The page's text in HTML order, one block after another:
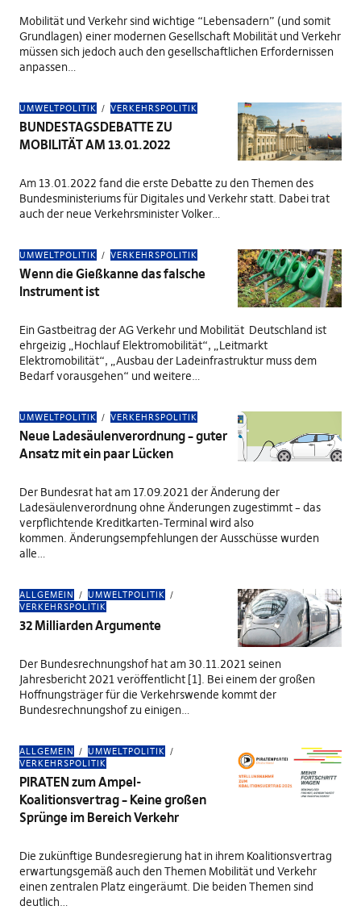
Mobilität und Verkehr sind wichtige “Lebensadern” (und somit
Grundlagen) einer modernen Gesellschaft Mobilität und Verkehr
müssen sich jedoch auch den gesellschaftlichen Erfordernissen
anpassen…
UMWELTPOLITIK VERKEHRSPOLITIK
BUNDESTAGSDEBATTE ZU
MOBILITÄT AM 13.01.2022
Am 13.01.2022 fand die erste Debatte zu den Themen des
Bundesministeriums für Digitales und Verkehr statt. Dabei trat
auch der neue Verkehrsminister Volker…
UMWELTPOLITIK VERKEHRSPOLITIK
Wenn die Gießkanne das falsche
Instrument ist
Ein Gastbeitrag der AG Verkehr und Mobilität Deutschland ist
ehrgeizig „Hochlauf Elektromobilität“, „Leitmarkt
Elektromobilität“, „Ausbau der Ladeinfrastruktur muss dem
Bedarf vorausgehen“ und weitere…
UMWELTPOLITIK VERKEHRSPOLITIK
Neue Ladesäulenverordnung – guter
Ansatz mit ein paar Lücken
Der Bundesrat hat am 17.09.2021 der Änderung der
Ladesäulenverordnung ohne Änderungen zugestimmt – das
verpflichtende Kreditkarten-Terminal wird also
kommen. Änderungsempfehlungen der Ausschüsse wurden
alle…
ALLGEMEIN
UMWELTPOLITIK
VERKEHRSPOLITIK
32 Milliarden Argumente
Der Bundesrechnungshof hat am 30.11.2021 seinen
Jahresbericht 2021 veröffentlicht [1]. Bei einem der großen
Hoffnungsträger für die Verkehrswende kommt der
Bundesrechnungshof zu einigen…
ALLGEMEIN
UMWELTPOLITIK
VERKEHRSPOLITIK
PIRATEN zum Ampel-
Koalitionsvertrag – Keine großen
Sprünge im Bereich Verkehr
Die zukünftige Bundesregierung hat in ihrem Koalitionsvertrag
erwartungsgemäß auch den Themen Mobilität und Verkehr
einen zentralen Platz eingeräumt. Die beiden Themen sind
deutlich…